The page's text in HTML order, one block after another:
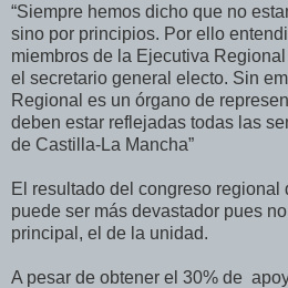
“Siempre hemos dicho que no
sino por principios. Por ello
miembros de la Ejecutiva
el secretario general electo. Sin
Regional es un órgano de
deben estar reflejadas todas las
de Castilla-La Mancha”
El resultado del congreso regional
puede ser más devastador pues
principal, el de la unidad.
A pesar de obtener el 30% de